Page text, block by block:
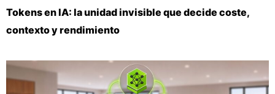
Tokens en IA: la unidad invisible que decide coste,
contexto y rendimiento